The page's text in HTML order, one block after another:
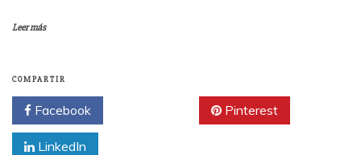
Leer más
COMPARTIR
Facebook Pinterest
LinkedIn